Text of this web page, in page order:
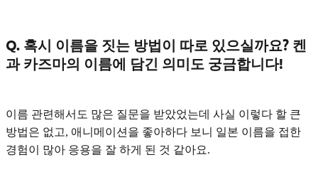
Q. 혹시 이름을 짓는 방법이 따로 있으실까요? 켄
과 카즈마의 이름에 담긴 의미도 궁금합니다!
이름 관련해서도 많은 질문을 받았었는데 사실 이렇다 할 큰
방법은 없고, 애니메이션을 좋아하다 보니 일본 이름을 접한
경험이 많아 응용을 잘 하게 된 것 같아요.